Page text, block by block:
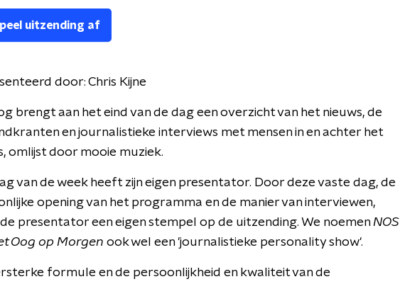
uitzending af
door: Chris Kijne
brengt aan het eind van de dag een overzicht van het nieuws, de
en journalistieke interviews met mensen in en achter het
omlijst door mooie muziek.
van de week heeft zijn eigen presentator. Door deze vaste dag, de
opening van het programma en de manier van interviewen,
presentator een eigen stempel op de uitzending. We noemenNOS
Oog op Morgen ook wel een 'journalistieke personality show'.
formule en de persoonlijkheid en kwaliteit van de